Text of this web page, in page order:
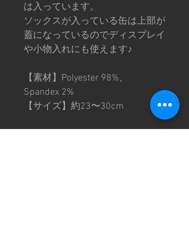
は入っています。
ソックスが入っている缶は上部が
蓋になっているのでディスプレイ
や小物入れにも使えます♪
【素材】Polyester 98%、
Spandex 2%
【サイズ】約23〜30cm